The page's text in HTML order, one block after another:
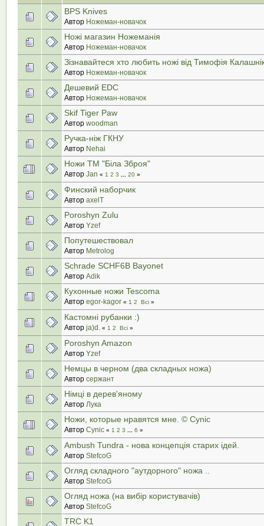
BPS Knives
Автор Ножеман-новачок
Ножі магазин Ножеманія
Автор Ножеман-новачок
Зізнавайтеся хто любить ножі від Тимофія
Автор Ножеман-новачок
Дешевий EDC
Автор Ножеман-новачок
Skif Tiger Paw
Автор woodman
Ручка-ніж ГКНУ
Автор Nehai
Ножи ТМ "Біла Зброя"
Автор Jan « 1 2 3 20 »
Финский наборчик
Автор axelT
Poroshyn Zulu
Автор Yzef
Попутешествовал
Автор Metrolog
Schrade SCHF6B Bayonet
Автор Adik
Кухонные ножи Tescoma
Автор egor-kagor « 1 2 Всі »
Кастомні рубанки :)
Автор ja)d. « 1 2 Всі »
Poroshyn Amazon
Автор Yzef
Немцы в черном (два складных ножа)
Автор сержант
Німці в дерев'яному
Автор Лука
Ножи, которые нравятся мне. © Cynic
Автор Cynic « 1 2 3 6 »
Ambush Tundra - нова концепція старих ідей.
Автор StefcoG
Огляд складного "аутдорного" ножа ..
Автор StefcoG
Огляд ножа (на вибір користувачів)
Автор StefcoG
TRC K1